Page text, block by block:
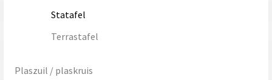
Statafel
Terrastafel
Plaszuil / plaskruis